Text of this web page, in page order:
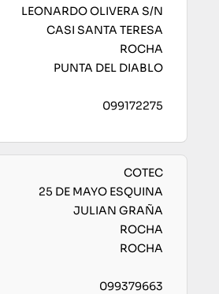
LEONARDO OLIVERA S/N
CASI SANTA TERESA
ROCHA
PUNTA DEL DIABLO
099172275
COTEC
25 DE MAYO ESQUINA
JULIAN GRAÑA
ROCHA
ROCHA
099379663